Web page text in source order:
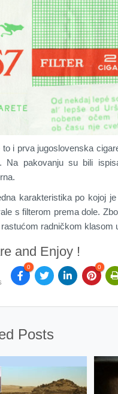
to i prva jugoslovenska
Na pakovanju su bili
karakteristika po kojoj
s filterom prema dole.
radničkom klasom
and Enjoy !
0 0
Posts